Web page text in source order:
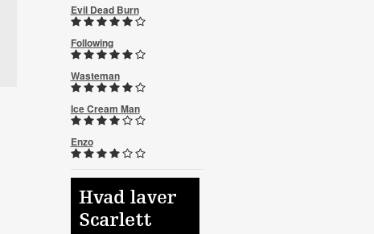
Evil Dead Burn
Following
Wasteman
Ice Cream Man
Enzo